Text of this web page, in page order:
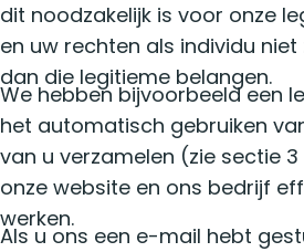
dit noodzakelijk is voor onze
en uw rechten als individu
dan die legitieme belangen.
We hebben bijvoorbeeld een
het automatisch gebruiken
van u verzamelen (zie sectie
onze website en ons bedrijf
werken.
Als u ons een e-mail hebt